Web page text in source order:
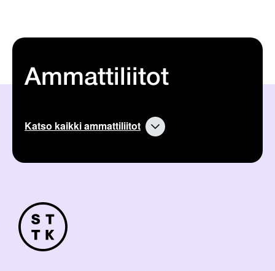
Ammattiliitot
Katso kaikki ammattiliitot